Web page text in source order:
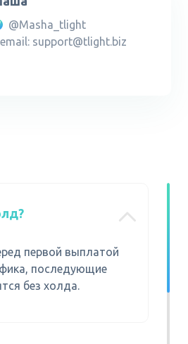
@Masha_tlight
email: support@tlight.biz
первой выплатой
последующие
без холда.